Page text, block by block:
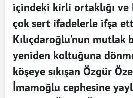
içindeki kirli ortaklığı
çok sert ifadelerle ifşa
Kılıçdaroğlu’nun mutlak
yeniden koltuğuna
köşeye sıkışan Özgür
İmamoğlu cephesine